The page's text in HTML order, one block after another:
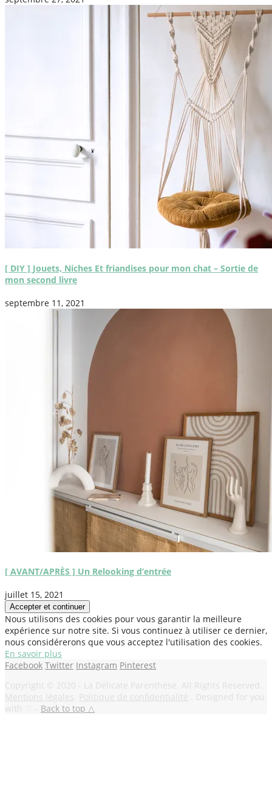
[ DIY ] Jouets, Niches Et friandises pour mon chat – Sortie de
mon second livre
septembre 11, 2021
[ AVANT/APRÈS ] Un Relooking d’entrée
juillet 15, 2021
Nous utilisons des cookies pour vous garantir la meilleure
expérience sur notre site. Si vous continuez à utiliser ce dernier,
nous considérerons que vous acceptez l'utilisation des cookies.
En savoir plus
Facebook Twitter Instagram Pinterest
Copyright © 2020 - La Délicate Parenthèse. All Rights Reserved.
Mentions légales Politique de confidentialité . Designed for you
with ♡ - Back to top △